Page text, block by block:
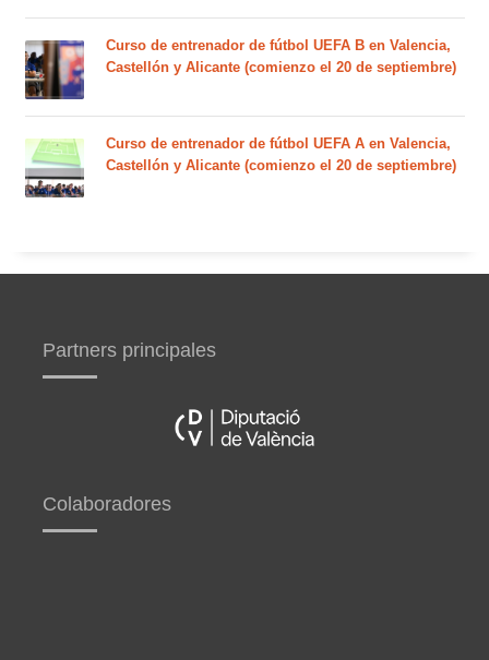
Curso de entrenador de fútbol UEFA B en Valencia,
Castellón y Alicante (comienzo el 20 de septiembre)
Curso de entrenador de fútbol UEFA A en Valencia,
Castellón y Alicante (comienzo el 20 de septiembre)
Partners principales
Colaboradores